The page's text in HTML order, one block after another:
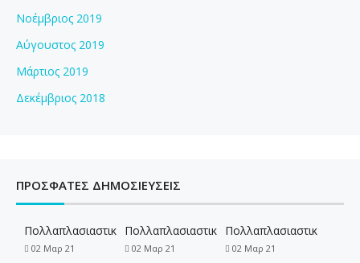
Νοέμβριος 2019
Αύγουστος 2019
Μάρτιος 2019
Δεκέμβριος 2018
ΠΡΟΣΦΑΤΕΣ ΔΗΜΟΣΙΕΥΣΕΙΣ
Πολλαπλασιαστικ
02 Μαρ 21
Πολλαπλασιαστικ
02 Μαρ 21
Πολλαπλασιαστικ
02 Μαρ 21